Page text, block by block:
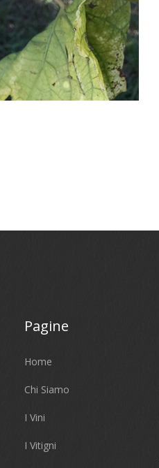
Pagine
Home
Chi Siamo
I Vini
I Vitigni